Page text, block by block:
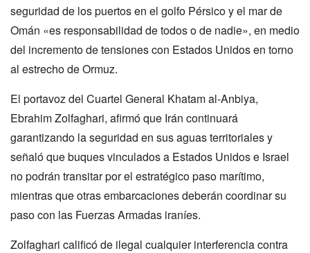
seguridad de los puertos en el golfo Pérsico y el mar de
Omán «es responsabilidad de todos o de nadie», en medio
del incremento de tensiones con Estados Unidos en torno
al estrecho de Ormuz.
El portavoz del Cuartel General Khatam al-Anbiya,
Ebrahim Zolfaghari, afirmó que Irán continuará
garantizando la seguridad en sus aguas territoriales y
señaló que buques vinculados a Estados Unidos e Israel
no podrán transitar por el estratégico paso marítimo,
mientras que otras embarcaciones deberán coordinar su
paso con las Fuerzas Armadas iraníes.
Zolfaghari calificó de ilegal cualquier interferencia contra